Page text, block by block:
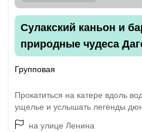
Сулакский каньон и
природные чудеса
Групповая
Прокатиться на катере вдоль
ущелье и услышать легенды
на улице Ленина